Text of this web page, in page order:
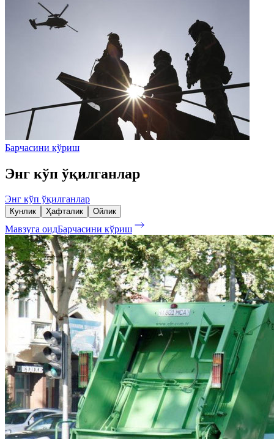
Барчасини кўриш
Энг кўп ўқилганлар
Энг кўп ўқилганлар
Кунлик Ҳафталик Ойлик
Мавзуга оидБарчасини кўриш